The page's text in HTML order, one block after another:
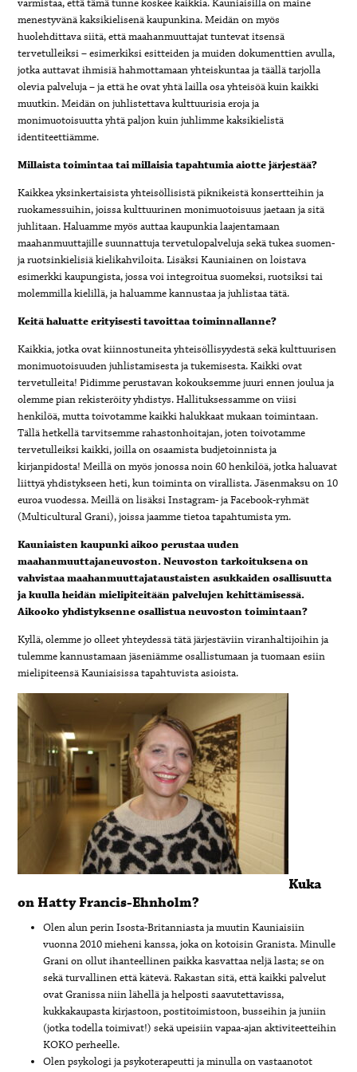
varmistaa, että tämä tunne koskee kaikkia. Kauniaisilla on maine
menestyvänä kaksikielisenä kaupunkina. Meidän on myös
huolehdittava siitä, että maahanmuuttajat tuntevat itsensä
tervetulleiksi – esimerkiksi esitteiden ja muiden dokumenttien avulla,
jotka auttavat ihmisiä hahmottamaan yhteiskuntaa ja täällä tarjolla
olevia palveluja – ja että he ovat yhtä lailla osa yhteisöä kuin kaikki
muutkin. Meidän on juhlistettava kulttuurisia eroja ja
monimuotoisuutta yhtä paljon kuin juhlimme kaksikielistä
identiteettiämme.
Millaista toimintaa tai millaisia tapahtumia aiotte järjestää?
Kaikkea yksinkertaisista yhteisöllisistä piknikeistä konsertteihin ja
ruokamessuihin, joissa kulttuurinen monimuotoisuus jaetaan ja sitä
juhlitaan. Haluamme myös auttaa kaupunkia laajentamaan
maahanmuuttajille suunnattuja tervetulopalveluja sekä tukea suomen-
ja ruotsinkielisiä kielikahviloita. Lisäksi Kauniainen on loistava
esimerkki kaupungista, jossa voi integroitua suomeksi, ruotsiksi tai
molemmilla kielillä, ja haluamme kannustaa ja juhlistaa tätä.
Keitä haluatte erityisesti tavoittaa toiminnallanne?
Kaikkia, jotka ovat kiinnostuneita yhteisöllisyydestä sekä kulttuurisen
monimuotoisuuden juhlistamisesta ja tukemisesta. Kaikki ovat
tervetulleita! Pidimme perustavan kokouksemme juuri ennen joulua ja
olemme pian rekisteröity yhdistys. Hallituksessamme on viisi
henkilöä, mutta toivotamme kaikki halukkaat mukaan toimintaan.
Tällä hetkellä tarvitsemme rahastonhoitajan, joten toivotamme
tervetulleiksi kaikki, joilla on osaamista budjetoinnista ja
kirjanpidosta! Meillä on myös jonossa noin 60 henkilöä, jotka haluavat
liittyä yhdistykseen heti, kun toiminta on virallista. Jäsenmaksu on 10
euroa vuodessa. Meillä on lisäksi Instagram- ja Facebook-ryhmät
(Multicultural Grani), joissa jaamme tietoa tapahtumista ym.
Kauniaisten kaupunki aikoo perustaa uuden
maahanmuuttajaneuvoston. Neuvoston tarkoituksena on
vahvistaa maahanmuuttajataustaisten asukkaiden osallisuutta
ja kuulla heidän mielipiteitään palvelujen kehittämisessä.
Aikooko yhdistyksenne osallistua neuvoston toimintaan?
Kyllä, olemme jo olleet yhteydessä tätä järjestäviin viranhaltijoihin ja
tulemme kannustamaan jäseniämme osallistumaan ja tuomaan esiin
mielipiteensä Kauniaisissa tapahtuvista asioista.
Kuka
on Hatty Francis-Ehnholm?
Olen alun perin Isosta-Britanniasta ja muutin Kauniaisiin
vuonna 2010 mieheni kanssa, joka on kotoisin Granista. Minulle
Grani on ollut ihanteellinen paikka kasvattaa neljä lasta; se on
sekä turvallinen että kätevä. Rakastan sitä, että kaikki palvelut
ovat Granissa niin lähellä ja helposti saavutettavissa,
kukkakaupasta kirjastoon, postitoimistoon, busseihin ja juniin
(jotka todella toimivat!) sekä upeisiin vapaa-ajan aktiviteetteihin
KOKO perheelle.
Olen psykologi ja psykoterapeutti ja minulla on vastaanotot